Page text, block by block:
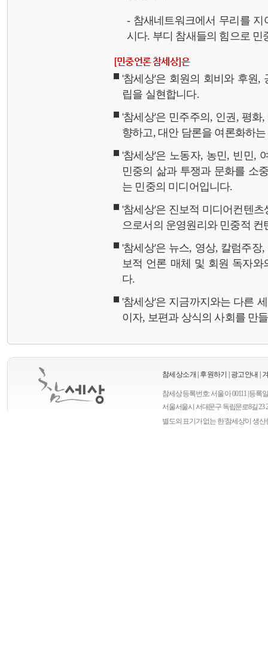
- 참새네트워크에서 무리를
시다. 부디 참새들의 힘으로 민
[민중언론 참세상]은
'참세상'은 회원의 회비와 후원,
립을 실현합니다.
'참세상'은 민주주의, 인권, 평
향하고, 대안 담론을 여론화하
'참세상'은 노동자, 농민, 빈민,
민중의 삶과 투쟁과 문화를 소
는 민중의 미디어입니다.
'참세상'은 진보적 미디어컨텐
으로서의 운영원리와 민중적
'참세상'은 뉴스, 영상, 칼럼주
보적 언론 매체 및 회원 독자와
다.
'참세상'은 지금까지와는 다른
이자, 보편과 상식의 사회를 만
참세상소개 후원하기 광고안내
참세상 등록번호: 서울 아 00111 | 등록
서울서울시 서대문구 독립문로8길 23
별도의 표기가 없는 한 '참세상'이 생